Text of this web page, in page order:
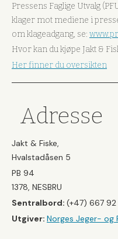
Pressens Faglige Utvalg
klager mot mediene i
om klageadgang, se:
Hvor kan du kjøpe Jakt &
Her finner du oversikten
Adresse
Jakt & Fiske,
Hvalstadåsen 5
PB 94
1378, NESBRU
Sentralbord: (+47) 667
Utgiver: Norges Jeger- og